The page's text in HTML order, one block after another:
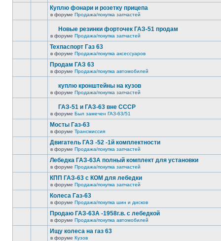
Куплю фонари и розетку прицепа
в форуме Продажа/покупка запчастей
Новые резинки форточек ГАЗ-51 продам
в форуме Продажа/покупка запчастей
Техпаспорт Газ 63
в форуме Продажа/покупка аксессуаров
Продам ГАЗ 63
в форуме Продажа/покупка автомобилей
куплю кронштейны на кузов
в форуме Продажа/покупка запчастей
ГАЗ-51 и ГАЗ-63 вне СССР
в форуме Был замечен ГАЗ-63/51
Мосты Газ-63
в форуме Трансмиссия
Двигатель ГАЗ -52 -1й комплектности
в форуме Продажа/покупка запчастей
Лебедка ГАЗ-63А полный комплект для установки
в форуме Продажа/покупка запчастей
КПП ГАЗ-63 с КОМ для лебедки
в форуме Продажа/покупка запчастей
Колеса Газ-63
в форуме Продажа/покупка шин и дисков
Продаю ГАЗ-63А -1958г.в. с лебедкой
в форуме Продажа/покупка автомобилей
Ищу колеса на газ 63
в форуме Кузов